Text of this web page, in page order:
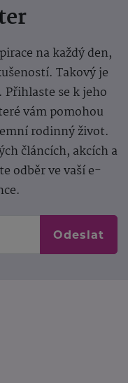
na každý den,
Takový je
se k jeho
vám pomohou
rodinný život.
článcích, akcích a
odběr ve vaší e-
Odeslat